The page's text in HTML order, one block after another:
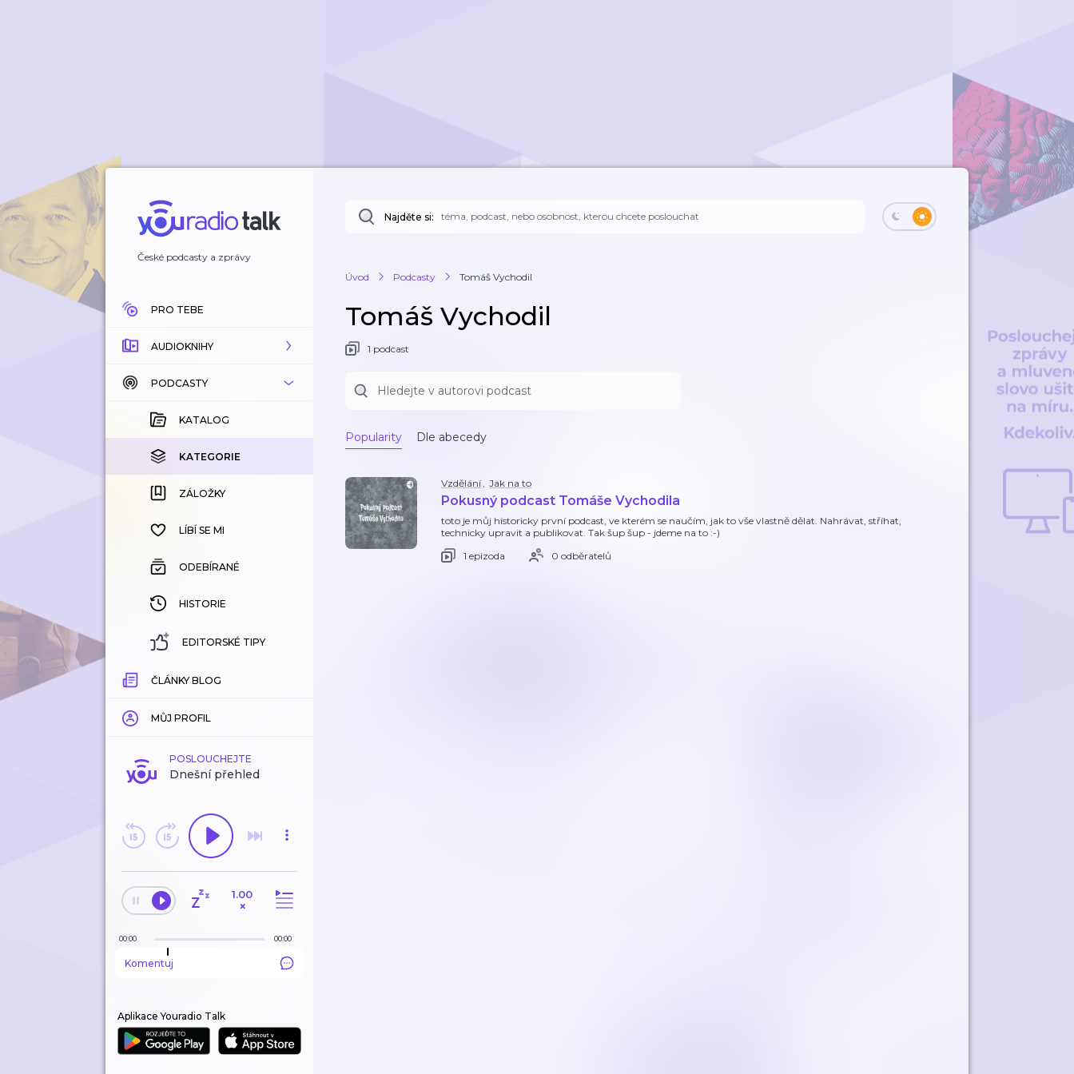
České podcasty a zprávy
PRO TEBE
AUDIOKNIHY
KATALOG
KOUPENÉ
KATEGORIE
ZÁLOŽKY
HISTORIE
PODCASTY
KATALOG
KATEGORIE
ZÁLOŽKY
LÍBÍ SE MI
ODEBÍRANÉ
HISTORIE
EDITORSKÉ TIPY
ČLÁNKY BLOG
MŮJ PROFIL
POSLOUCHEJTE
Dnešní přehled
1.00
×
00:00 00:00
Komentuj
Aplikace Youradio Talk
Najděte si:
Úvod Podcasty Tomáš Vychodil
Tomáš Vychodil
1 podcast
Popularity Dle abecedy
Vzdělání, Jak na to
Pokusný podcast Tomáše Vychodila
toto je můj historicky první podcast, ve kterém se naučím, jak to vše vlastně dělat. Nahrávat, stříhat,
technicky upravit a publikovat. Tak šup šup - jdeme na to :-)
1 epizoda
0 odběratelů